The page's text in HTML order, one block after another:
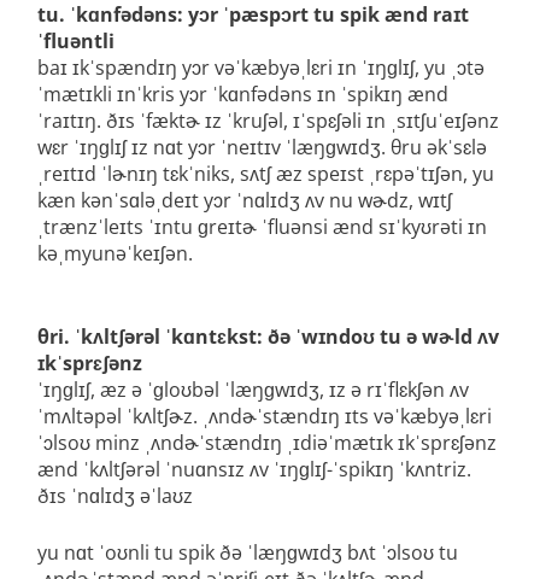
tu. ˈkɑnfədəns: yɔr ˈpæspɔrt tu spik ænd raɪt
ˈfluəntli
baɪ ɪkˈspændɪŋ yɔr vəˈkæbyəˌlɛri ɪn ˈɪŋɡlɪʃ, yu ˌɔtə
ˈmætɪkli ɪnˈkris yɔr ˈkɑnfədəns ɪn ˈspikɪŋ ænd
ˈraɪtɪŋ. ðɪs ˈfæktɚ ɪz ˈkruʃəl, ɪˈspɛʃəli ɪn ˌsɪtʃuˈeɪʃənz
wɛr ˈɪŋɡlɪʃ ɪz nɑt yɔr ˈneɪtɪv ˈlæŋɡwɪdʒ. θru əkˈsɛlə
ˌreɪtɪd ˈlɚnɪŋ tɛkˈniks, sʌtʃ æz speɪst ˌrɛpəˈtɪʃən, yu
kæn kənˈsɑləˌdeɪt yɔr ˈnɑlɪdʒ ʌv nu wɚdz, wɪtʃ
ˌtrænzˈleɪts ˈɪntu ɡreɪtɚ ˈfluənsi ænd sɪˈkyʊrəti ɪn
kəˌmyunəˈkeɪʃən.
θri. ˈkʌltʃərəl ˈkɑntɛkst: ðə ˈwɪndoʊ tu ə wɚld ʌv
ɪkˈsprɛʃənz
ˈɪŋɡlɪʃ, æz ə ˈɡloʊbəl ˈlæŋɡwɪdʒ, ɪz ə rɪˈflɛkʃən ʌv
ˈmʌltəpəl ˈkʌltʃɚz. ˌʌndɚˈstændɪŋ ɪts vəˈkæbyəˌlɛri
ˈɔlsoʊ minz ˌʌndɚˈstændɪŋ ˌɪdiəˈmætɪk ɪkˈsprɛʃənz
ænd ˈkʌltʃərəl ˈnuɑnsɪz ʌv ˈɪŋɡlɪʃ-ˈspikɪŋ ˈkʌntriz.
ðɪs ˈnɑlɪdʒ əˈlaʊz
yu nɑt ˈoʊnli tu spik ðə ˈlæŋɡwɪdʒ bʌt ˈɔlsoʊ tu